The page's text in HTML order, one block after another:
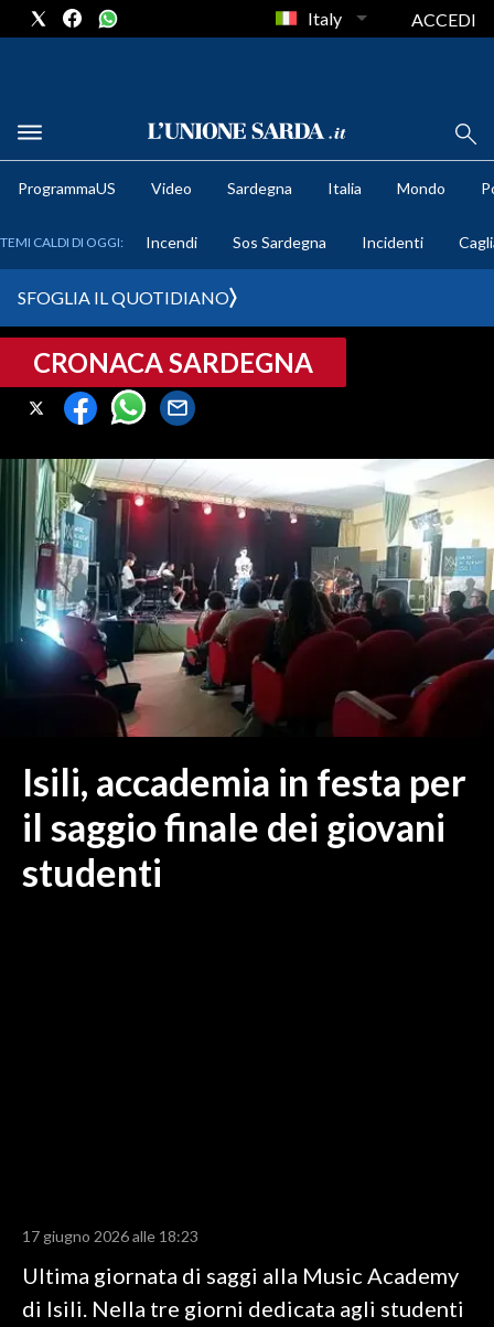
METEO
CRONACA SARDEGNA
CAGLIARI
SULCIS IGLESIENTE
MEDIO CAMPIDANO
ORISTANO E PROVINCIA
SASSARI E PROVINCIA
GALLURA
NUORO E PROVINCIA
OGLIASTRA
ITALIA
MONDO
POLITICA
Italy ACCEDI
ProgrammaUS Video Sardegna Italia Mondo
TEMI CALDI DI OGGI: Incendi Sos Sardegna Incidenti
SFOGLIA IL QUOTIDIANO
CRONACA SARDEGNA
Isili, accademia in festa per
il saggio finale dei giovani
studenti
17 giugno 2026 alle 18:23
Ultima giornata di saggi alla Music Academy
di Isili. Nella tre giorni dedicata agli studenti